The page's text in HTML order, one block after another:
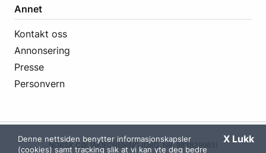
Annet
Kontakt oss
Annonsering
Presse
Personvern
NORSK CØLIAKIFORENING (ORG. NR. 983839983)
X Lukk
Denne nettsiden benytter informasjonskapsler
(cookies) samt tracking slik at vi kan yte deg bedre